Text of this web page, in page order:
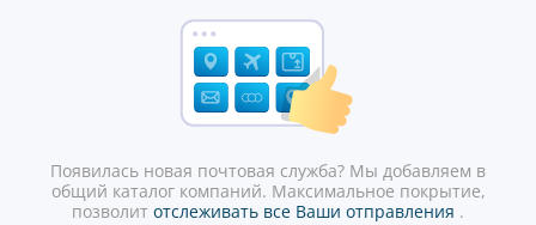
Появилась новая почтовая служба? Мы добавляем в
общий каталог компаний. Максимальное покрытие,
позволит отслеживать все Ваши отправления .